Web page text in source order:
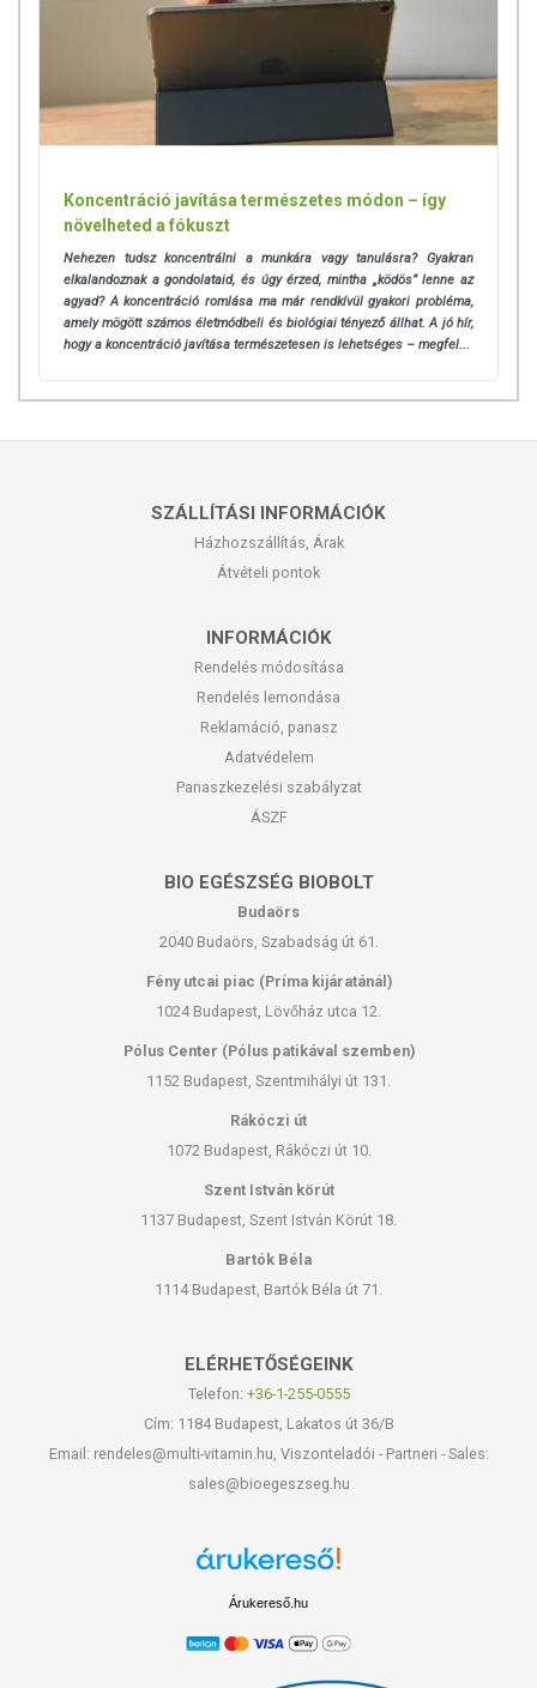
Koncentráció javítása természetes módon – így
növelheted a fókuszt
Nehezen tudsz koncentrálni a munkára vagy tanulásra? Gyakran
elkalandoznak a gondolataid, és úgy érzed, mintha „ködös” lenne az
agyad? A koncentráció romlása ma már rendkívül gyakori probléma,
amely mögött számos életmódbeli és biológiai tényező állhat.A jó hír,
hogy a koncentráció javítása természetesen is lehetséges – megfel...
SZÁLLÍTÁSI INFORMÁCIÓK
Házhozszállítás, Árak
Átvételi pontok
INFORMÁCIÓK
Rendelés módosítása
Rendelés lemondása
Reklamáció, panasz
Adatvédelem
Panaszkezelési szabályzat
ÁSZF
BIO EGÉSZSÉG BIOBOLT
Budaörs
2040 Budaörs, Szabadság út 61.
Fény utcai piac (Príma kijáratánál)
1024 Budapest, Lövőház utca 12.
Pólus Center (Pólus patikával szemben)
1152 Budapest, Szentmihályi út 131.
Rákóczi út
1072 Budapest, Rákóczi út 10.
Szent István körút
1137 Budapest, Szent István Körút 18.
Bartók Béla
1114 Budapest, Bartók Béla út 71.
ELÉRHETŐSÉGEINK
Telefon: +36-1-255-0555
Cím: 1184 Budapest, Lakatos út 36/B
Email: rendeles@multi-vitamin.hu, Viszonteladói - Partneri - Sales:
sales@bioegeszseg.hu
Árukereső.hu